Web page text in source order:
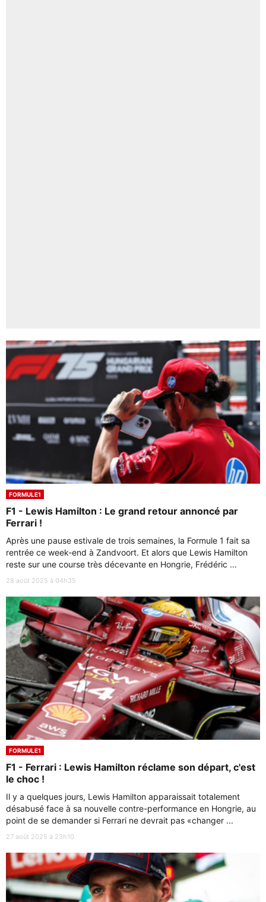
FORMULE1
F1 - Lewis Hamilton : Le grand retour annoncé par
Ferrari !
Après une pause estivale de trois semaines, la Formule 1 fait sa
rentrée ce week-end à Zandvoort. Et alors que Lewis Hamilton
reste sur une course très décevante en Hongrie, Frédéric ...
28 août 2025 à 04h35
FORMULE1
F1 - Ferrari : Lewis Hamilton réclame son départ, c'est
le choc !
Il y a quelques jours, Lewis Hamilton apparaissait totalement
désabusé face à sa nouvelle contre-performance en Hongrie, au
point de se demander si Ferrari ne devrait pas «changer ...
27 août 2025 à 23h10